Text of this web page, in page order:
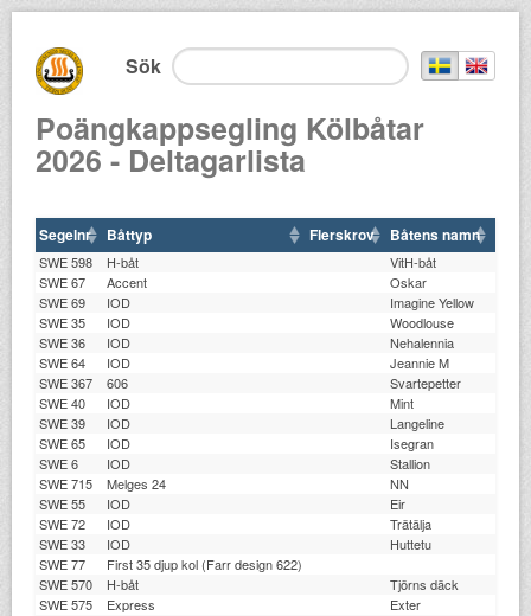
Sök
Poängkappsegling Kölbåtar
2026 - Deltagarlista
Segelnr Båttyp Flerskrov Båtens namn
SWE 598 H-båt
VitH-båt
SWE 67
Accent Oskar
SWE 69
IOD
Imagine Yellow
SWE 35
IOD
Woodlouse
SWE 36
IOD
Nehalennia
SWE 64
IOD
Jeannie M
SWE 367
606
Svartepetter
SWE 40
IOD
Mint
SWE 39
IOD
Langeline
SWE 65
IOD
Isegran
SWE 6
IOD
Stallion
SWE 715
Melges 24
NN
SWE 55
IOD
Eir
SWE 72
IOD
Trätälja
SWE 33
IOD
Huttetu
SWE 77
First 35 djup kol (Farr design 622)
SWE 570
H-båt
Tjörns däck
SWE 575
Express
Exter